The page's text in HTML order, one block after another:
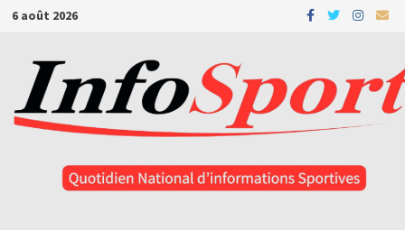
Passer
contenu
6 août 2026